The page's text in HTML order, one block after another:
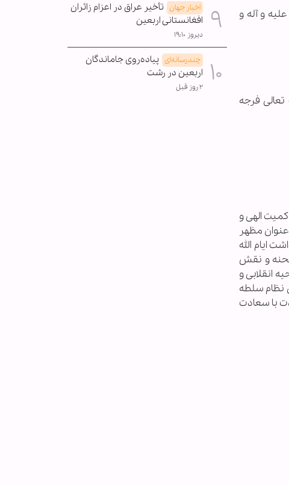
علیه و آله و
تعالی فرجه
الهی و
مظهر
ایام الله
صحنه و نقش
انقلابی و
نظام سلطه
با سعادت
اخبار جهان تأخیر عراق در اعزام زائران
افغانستانی اربعین
دیروز ۱۹:۱۰
چندرسانه‌ای پیاده‌روی جاماندگان
اربعین در رشت
۲ روز قبل